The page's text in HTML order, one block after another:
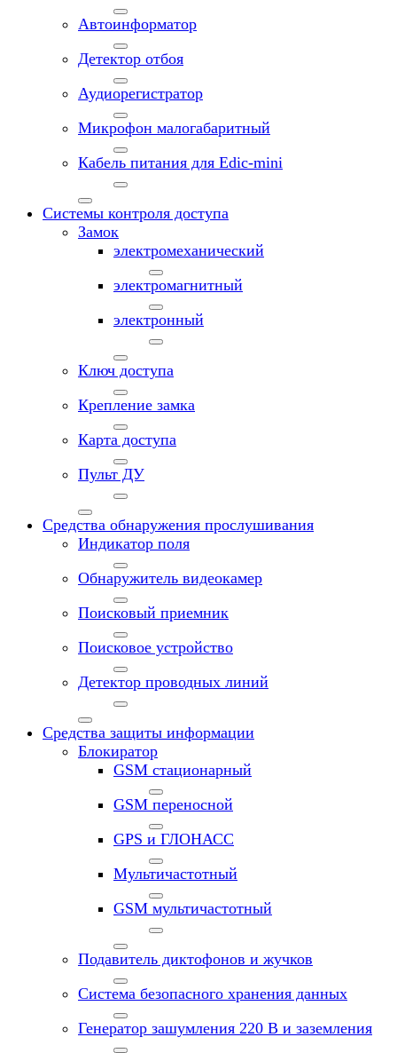
Автоинформатор
Детектор отбоя
Аудиорегистратор
Микрофон малогабаритный
Кабель питания для Edic-mini
Системы контроля доступа
Замок
электромеханический
электромагнитный
электронный
Ключ доступа
Крепление замка
Карта доступа
Пульт ДУ
Средства обнаружения прослушивания
Индикатор поля
Обнаружитель видеокамер
Поисковый приемник
Поисковое устройство
Детектор проводных линий
Средства защиты информации
Блокиратор
GSM стационарный
GSM переносной
GPS и ГЛОНАСС
Мультичастотный
GSM мультичастотный
Подавитель диктофонов и жучков
Система безопасного хранения данных
Генератор зашумления 220 В и заземления